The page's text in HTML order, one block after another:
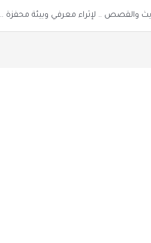
والقصص .. لإثراء معرفي وبيئة محفزة ..